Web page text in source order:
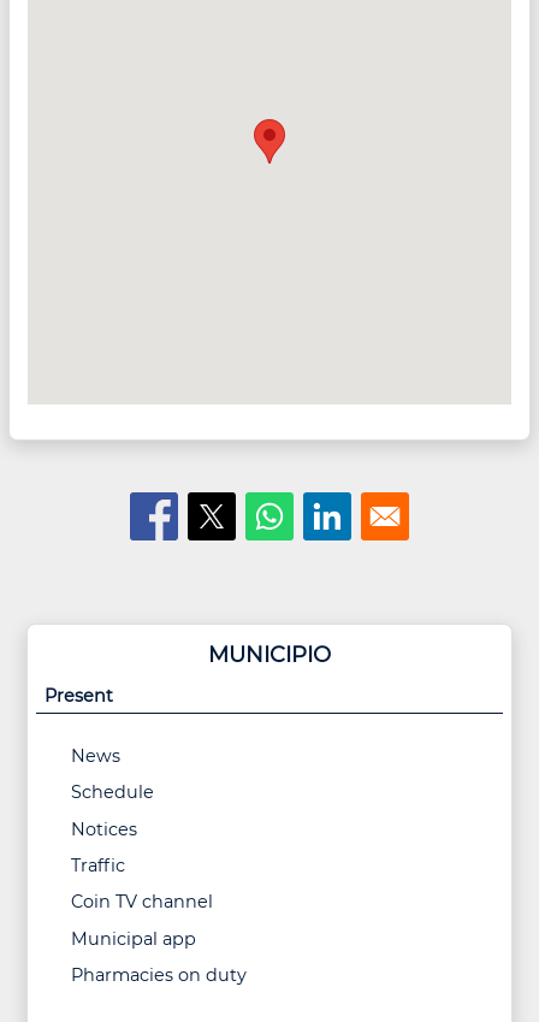
MUNICIPIO
Present
News
Schedule
Notices
Traffic
Coin TV channel
Municipal app
Pharmacies on duty